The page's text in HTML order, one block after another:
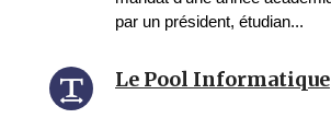
par un président, étudian...
Le Pool Informatique